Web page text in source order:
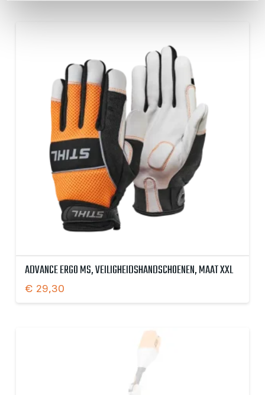
ADVANCE ERGO MS, VEILIGHEIDSHANDSCHOENEN, MAAT XXL
€ 29,30